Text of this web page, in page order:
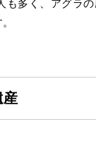
も多く、アグラ
産